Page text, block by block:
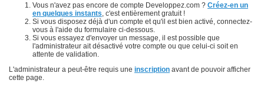
Vous n'avez pas encore de compte Developpez.com ? Créez-en un
en quelques instants , c'est entièrement gratuit !
Si vous disposez déjà d'un compte et qu'il est bien activé, connectez-
vous à l'aide du formulaire ci-dessous.
Si vous essayez d'envoyer un message, il est possible que
l'administrateur ait désactivé votre compte ou que celui-ci soit en
attente de validation.
L'administrateur a peut-être requis une inscription avant de pouvoir afficher
cette page.